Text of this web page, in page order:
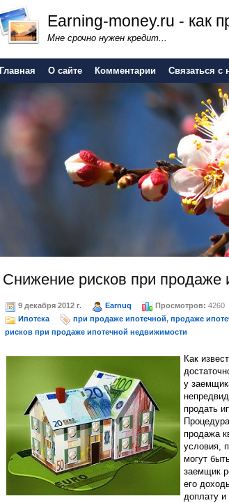
Earning-money.ru - как
Мне срочно нужен кредит...
Главная О сайте Комментарии Связаться с
Снижение рисков при продаже
9 декабря 2012 г. Earnuq Просмотров: 4260
Ипотека
при продаже ипотечной, продаже
рисков при продаже ипотечной недвижимости
Как
у
продать
продажа
условия,
могут
заемщик
его
доплату и